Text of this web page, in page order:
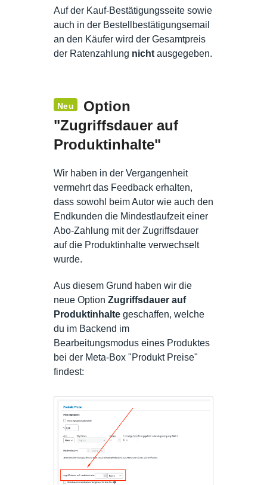
Auf der Kauf-Bestätigungsseite sowie
auch in der Bestellbestätigungsemail
an den Käufer wird der Gesamtpreis
der Ratenzahlung nicht ausgegeben.
Neu
Option
"Zugriffsdauer auf
Produktinhalte"
Wir haben in der Vergangenheit
vermehrt das Feedback erhalten,
dass sowohl beim Autor wie auch den
Endkunden die Mindestlaufzeit einer
Abo-Zahlung mit der Zugriffsdauer
auf die Produktinhalte verwechselt
wurde.
Aus diesem Grund haben wir die
neue Option Zugriffsdauer auf
Produktinhalte geschaffen, welche
du im Backend im
Bearbeitungsmodus eines Produktes
bei der Meta-Box "Produkt Preise"
findest: